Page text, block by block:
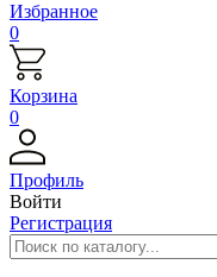
Избранное
0
Корзина
0
Профиль
Войти
Регистрация